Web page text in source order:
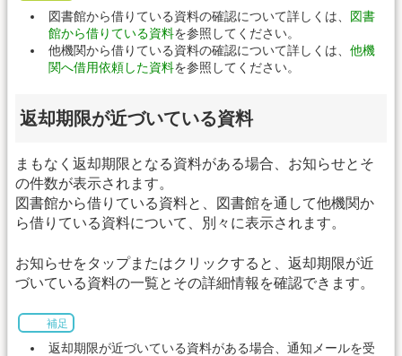
図書館から借りている資料の確認について詳しくは、 図書
館から借りている資料を参照してください。
他機関から借りている資料の確認について詳しくは、 他機
関へ借用依頼した資料を参照してください。
返却期限が近づいている資料
まもなく返却期限となる資料がある場合、お知らせとそ
の件数が表示されます。
図書館から借りている資料と、図書館を通して他機関か
ら借りている資料について、別々に表示されます。
お知らせをタップまたはクリックすると、返却期限が近
づいている資料の一覧とその詳細情報を確認できます。
補足
返却期限が近づいている資料がある場合、通知メールを受